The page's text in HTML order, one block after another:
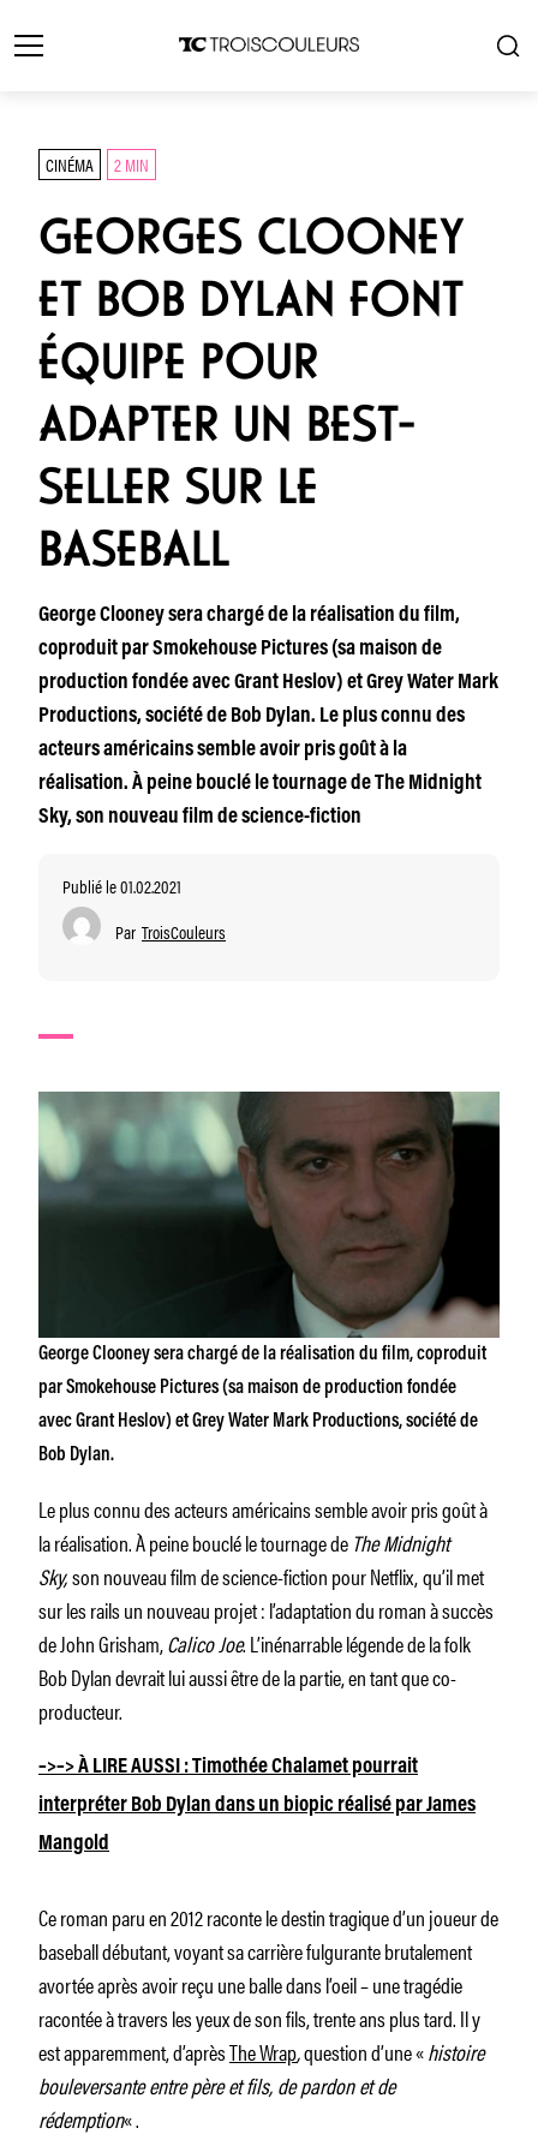
CINÉMA 2 MIN
GEORGES CLOONEY
ET BOB DYLAN FONT
ÉQUIPE POUR
ADAPTER UN BEST-
SELLER SUR LE
BASEBALL
George Clooney sera chargé de la réalisation du film,
coproduit par Smokehouse Pictures (sa maison de
production fondée avec Grant Heslov) et Grey Water Mark
Productions, société de Bob Dylan. Le plus connu des
acteurs américains semble avoir pris goût à la
réalisation. À peine bouclé le tournage de The Midnight
Sky, son nouveau film de science-fiction
Publié le 01.02.2021
Par TroisCouleurs
George Clooney sera chargé de la réalisation du film, coproduit
par Smokehouse Pictures (sa maison de production fondée
avec Grant Heslov) et Grey Water Mark Productions, société de
Bob Dylan.
Le plus connu des acteurs américains semble avoir pris goût à
la réalisation. À peine bouclé le tournage de The Midnight
Sky,son nouveau film de science-fiction pour Netflix,qu’il met
sur les rails un nouveau projet : l’adaptation du roman à succès
de John Grisham,Calico Joe. L’inénarrable légende de la folk
Bob Dylan devrait lui aussi être de la partie, en tant que co-
producteur.
–>–> À LIRE AUSSI : Timothée Chalamet pourrait
interpréter Bob Dylan dans un biopic réalisé par James
Mangold
Ce roman paru en 2012 raconte le destin tragique d’un joueur de
baseball débutant, voyant sa carrière fulgurante brutalement
avortée après avoir reçu une balle dans l’oeil – une tragédie
racontée à travers les yeux de son fils, trente ans plus tard. Il y
est apparemment, d’aprèsThe Wrap,question d’une «histoire
bouleversante entre père et fils, de pardon et de
rédemption« .